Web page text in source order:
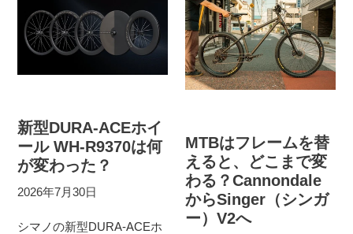
新型DURA-ACEホイ
ール WH-R9370は何
が変わった？
2026年7月30日
シマノの新型DURA-ACEホ
MTBはフレームを替
えると、どこまで変
わる？Cannondale
からSinger（シンガ
ー）V2へ